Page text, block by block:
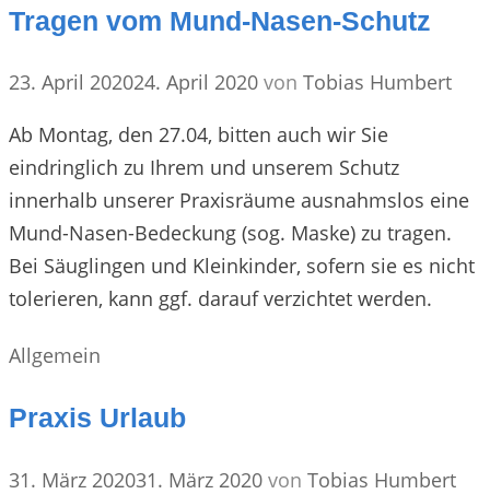
Tragen vom Mund-Nasen-Schutz
23. April 202024. April 2020 von Tobias Humbert
Ab Montag, den 27.04, bitten auch wir Sie
eindringlich zu Ihrem und unserem Schutz
innerhalb unserer Praxisräume ausnahmslos eine
Mund-Nasen-Bedeckung (sog. Maske) zu tragen.
Bei Säuglingen und Kleinkinder, sofern sie es nicht
tolerieren, kann ggf. darauf verzichtet werden.
Kategorien
Allgemein
Praxis Urlaub
31. März 202031. März 2020 von Tobias Humbert